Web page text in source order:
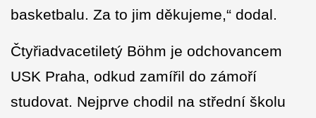
basketbalu. Za to jim děkujeme,“ dodal.
Čtyřiadvacetiletý Böhm je odchovancem
USK Praha, odkud zamířil do zámoří
studovat. Nejprve chodil na střední školu